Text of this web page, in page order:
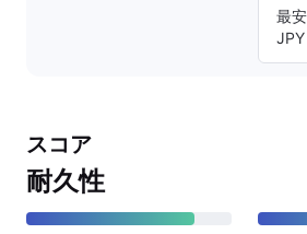
最
JPY
スコア
耐久性